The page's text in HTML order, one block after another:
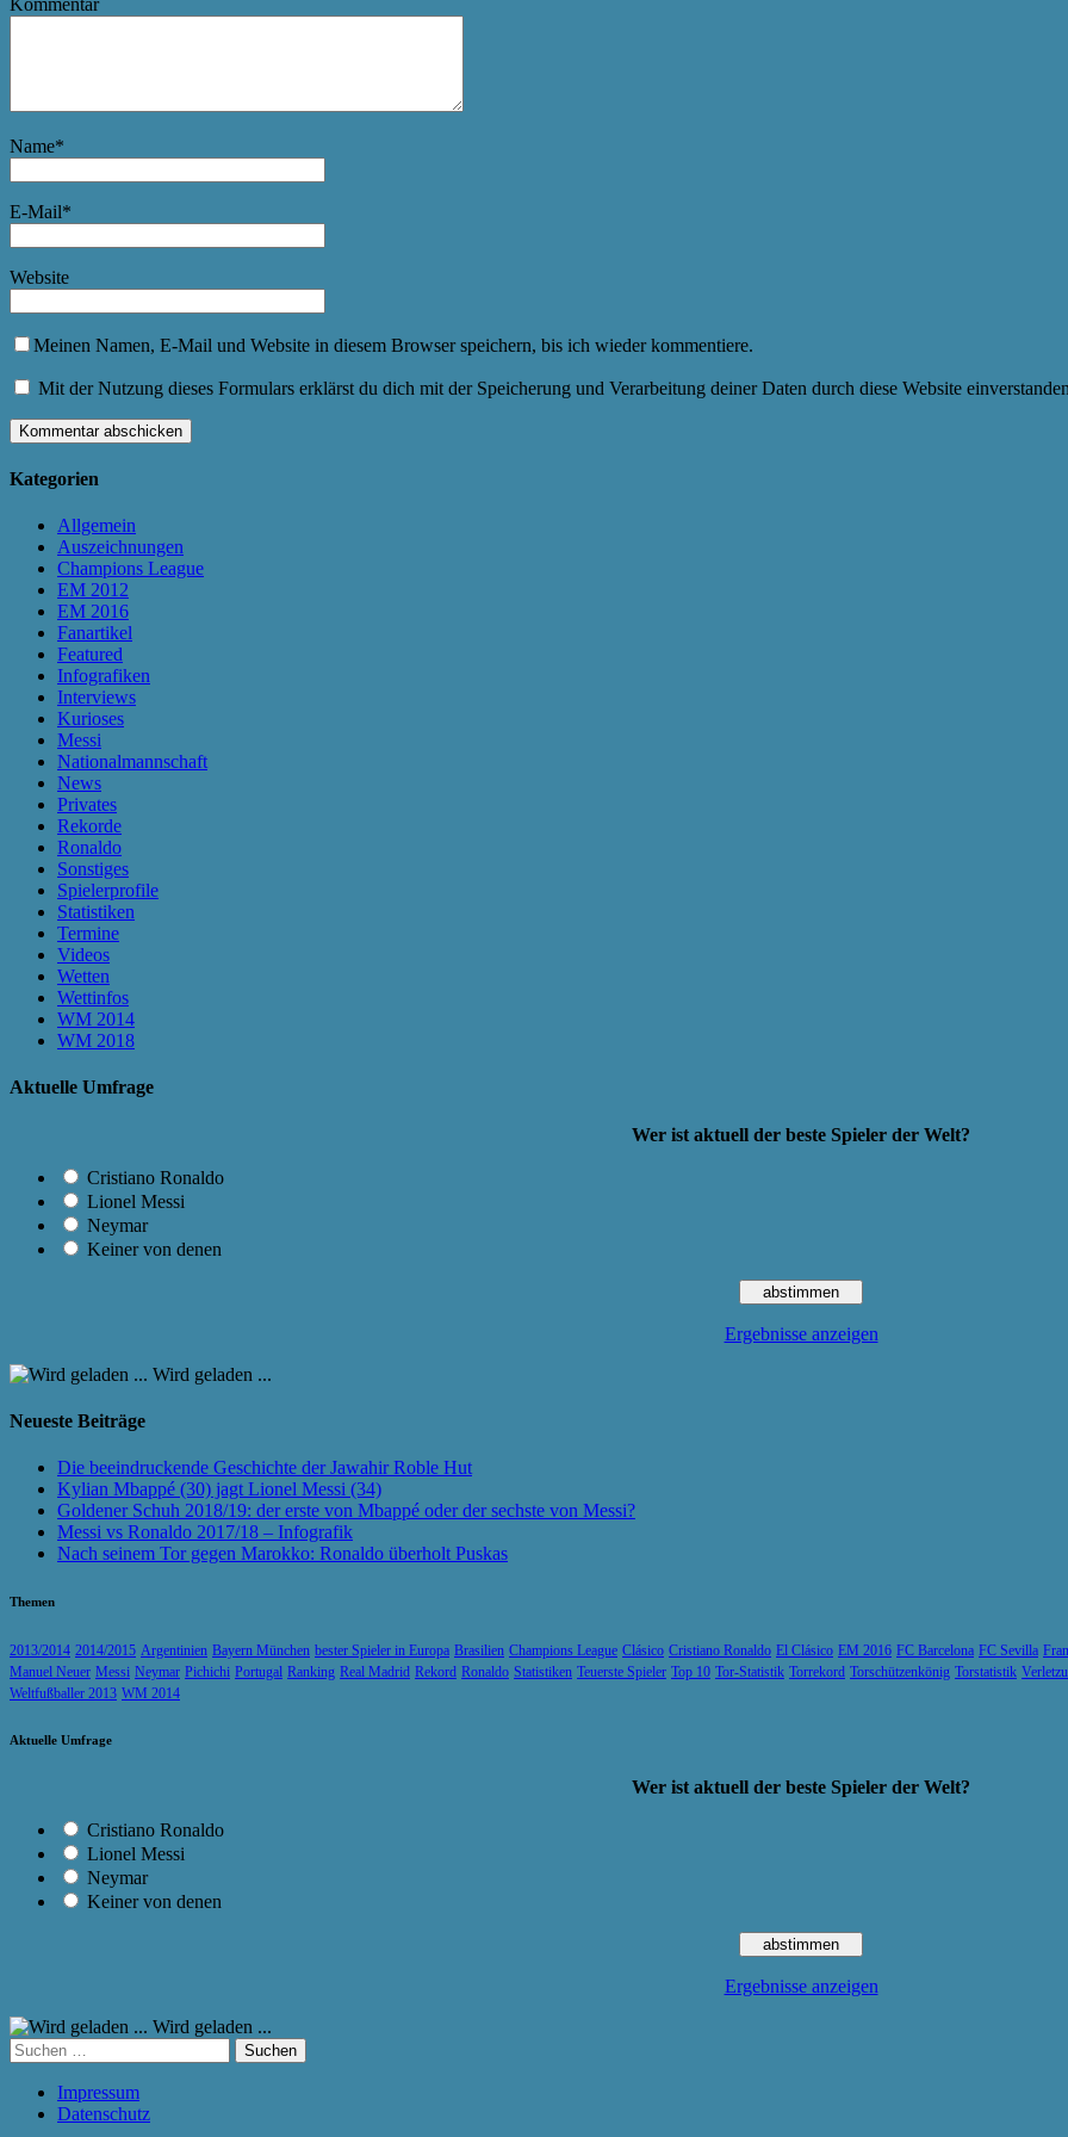
Name*
E-Mail*
Website
Meinen Namen, E-Mail und Website in diesem Browser speichern, bis ich wieder kommentiere.
Mit der Nutzung dieses Formulars erklärst du dich mit der Speicherung und Verarbeitung deiner Daten durch diese Website
Kategorien
Allgemein
Auszeichnungen
Champions League
EM 2012
EM 2016
Fanartikel
Featured
Infografiken
Interviews
Kurioses
Messi
Nationalmannschaft
News
Privates
Rekorde
Ronaldo
Sonstiges
Spielerprofile
Statistiken
Termine
Videos
Wetten
Wettinfos
WM 2014
WM 2018
Aktuelle Umfrage
Wer ist aktuell der beste Spieler der Welt?
Cristiano Ronaldo
Lionel Messi
Neymar
Keiner von denen
Ergebnisse anzeigen
Wird geladen ...
Neueste Beiträge
Die beeindruckende Geschichte der Jawahir Roble Hut
Kylian Mbappé (30) jagt Lionel Messi (34)
Goldener Schuh 2018/19: der erste von Mbappé oder der sechste von Messi?
Messi vs Ronaldo 2017/18 – Infografik
Nach seinem Tor gegen Marokko: Ronaldo überholt Puskas
Themen
2013/2014 2014/2015 Argentinien Bayern München bester Spieler in Europa Brasilien Champions League Clásico Cristiano Ronaldo El Clásico EM 2016 FC Barcelona FC Sevilla
Manuel Neuer Messi Neymar Pichichi Portugal Ranking Real Madrid Rekord Ronaldo Statistiken Teuerste Spieler Top 10 Tor-Statistik Torrekord Torschützenkönig Torstatistik
Weltfußballer 2013 WM 2014
Aktuelle Umfrage
Wer ist aktuell der beste Spieler der Welt?
Cristiano Ronaldo
Lionel Messi
Neymar
Keiner von denen
Ergebnisse anzeigen
Wird geladen ...
Suchen
nach:
Impressum
Datenschutz